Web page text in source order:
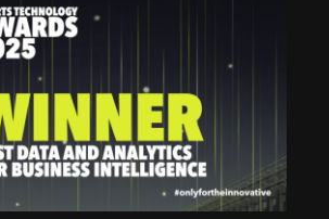
Ticketing-
Partner
Des
FC
Chelsea
–
Neue
Maßstäbe